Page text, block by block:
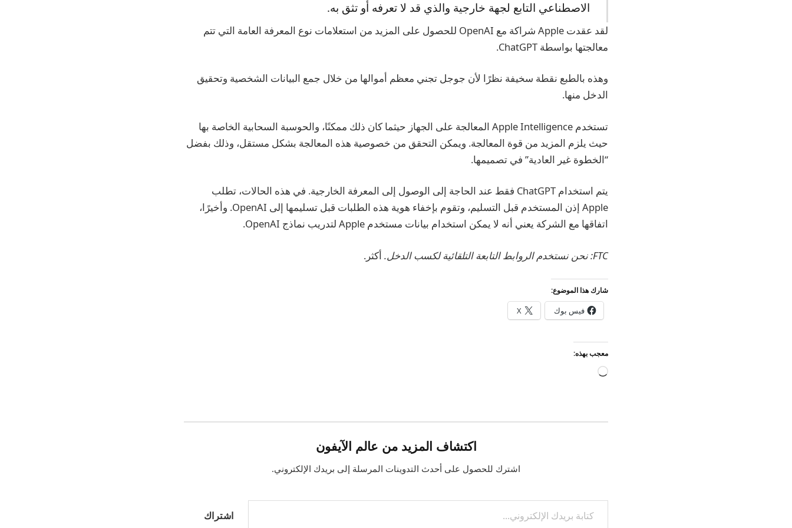
الاصطناعي التابع لجهة خارجية والذي قد لا تعرفه أو تثق به.
لقد عقدت Apple شراكة مع OpenAI للحصول على المزيد من استعلامات نوع المعرفة العامة التي تتم
معالجتها بواسطة ChatGPT.
وهذه بالطبع نقطة سخيفة نظرًا لأن جوجل تجني معظم أموالها من خلال جمع البيانات الشخصية وتحقيق
الدخل منها.
تستخدم Apple Intelligence المعالجة على الجهاز حيثما كان ذلك ممكنًا، والحوسبة السحابية الخاصة بها
حيث يلزم المزيد من قوة المعالجة. ويمكن التحقق من خصوصية هذه المعالجة بشكل مستقل، وذلك بفضل
“الخطوة غير العادية” في تصميمها.
يتم استخدام ChatGPT فقط عند الحاجة إلى الوصول إلى المعرفة الخارجية. في هذه الحالات، تطلب
Apple إذن المستخدم قبل التسليم، وتقوم بإخفاء هوية هذه الطلبات قبل تسليمها إلى OpenAI. وأخيرًا،
اتفاقها مع الشركة يعني أنه لا يمكن استخدام بيانات مستخدم Apple لتدريب نماذج OpenAI.
FTC: نحن نستخدم الروابط التابعة التلقائية لكسب الدخل. أكثر.
شارك هذا الموضوع:
فيس بوك X
معجب بهذه:
جاري
اكتشاف المزيد من عالم الآيفون
اشترك للحصول على أحدث التدوينات المرسلة إلى بريدك الإلكتروني.
كتابة بريدك الإلكتروني...
اشتراك